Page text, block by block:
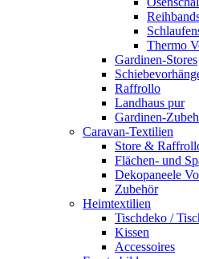
Thermo
Gardinen-Stores
Raffrollo
Landhaus pur
Gardinen-
Caravan-Textilien
Store &
Flächen- und
Dekopaneele
Zubehör
Heimtextilien
Tischdeko /
Kissen
Accessoires